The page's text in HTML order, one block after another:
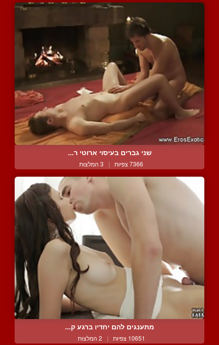
שני גברים בעיסוי ארוטי ר...
7366 צפיות | 3 המלצות
מתענגים להם יחדיו ברגע ק...
10651 צפיות | 2 המלצות